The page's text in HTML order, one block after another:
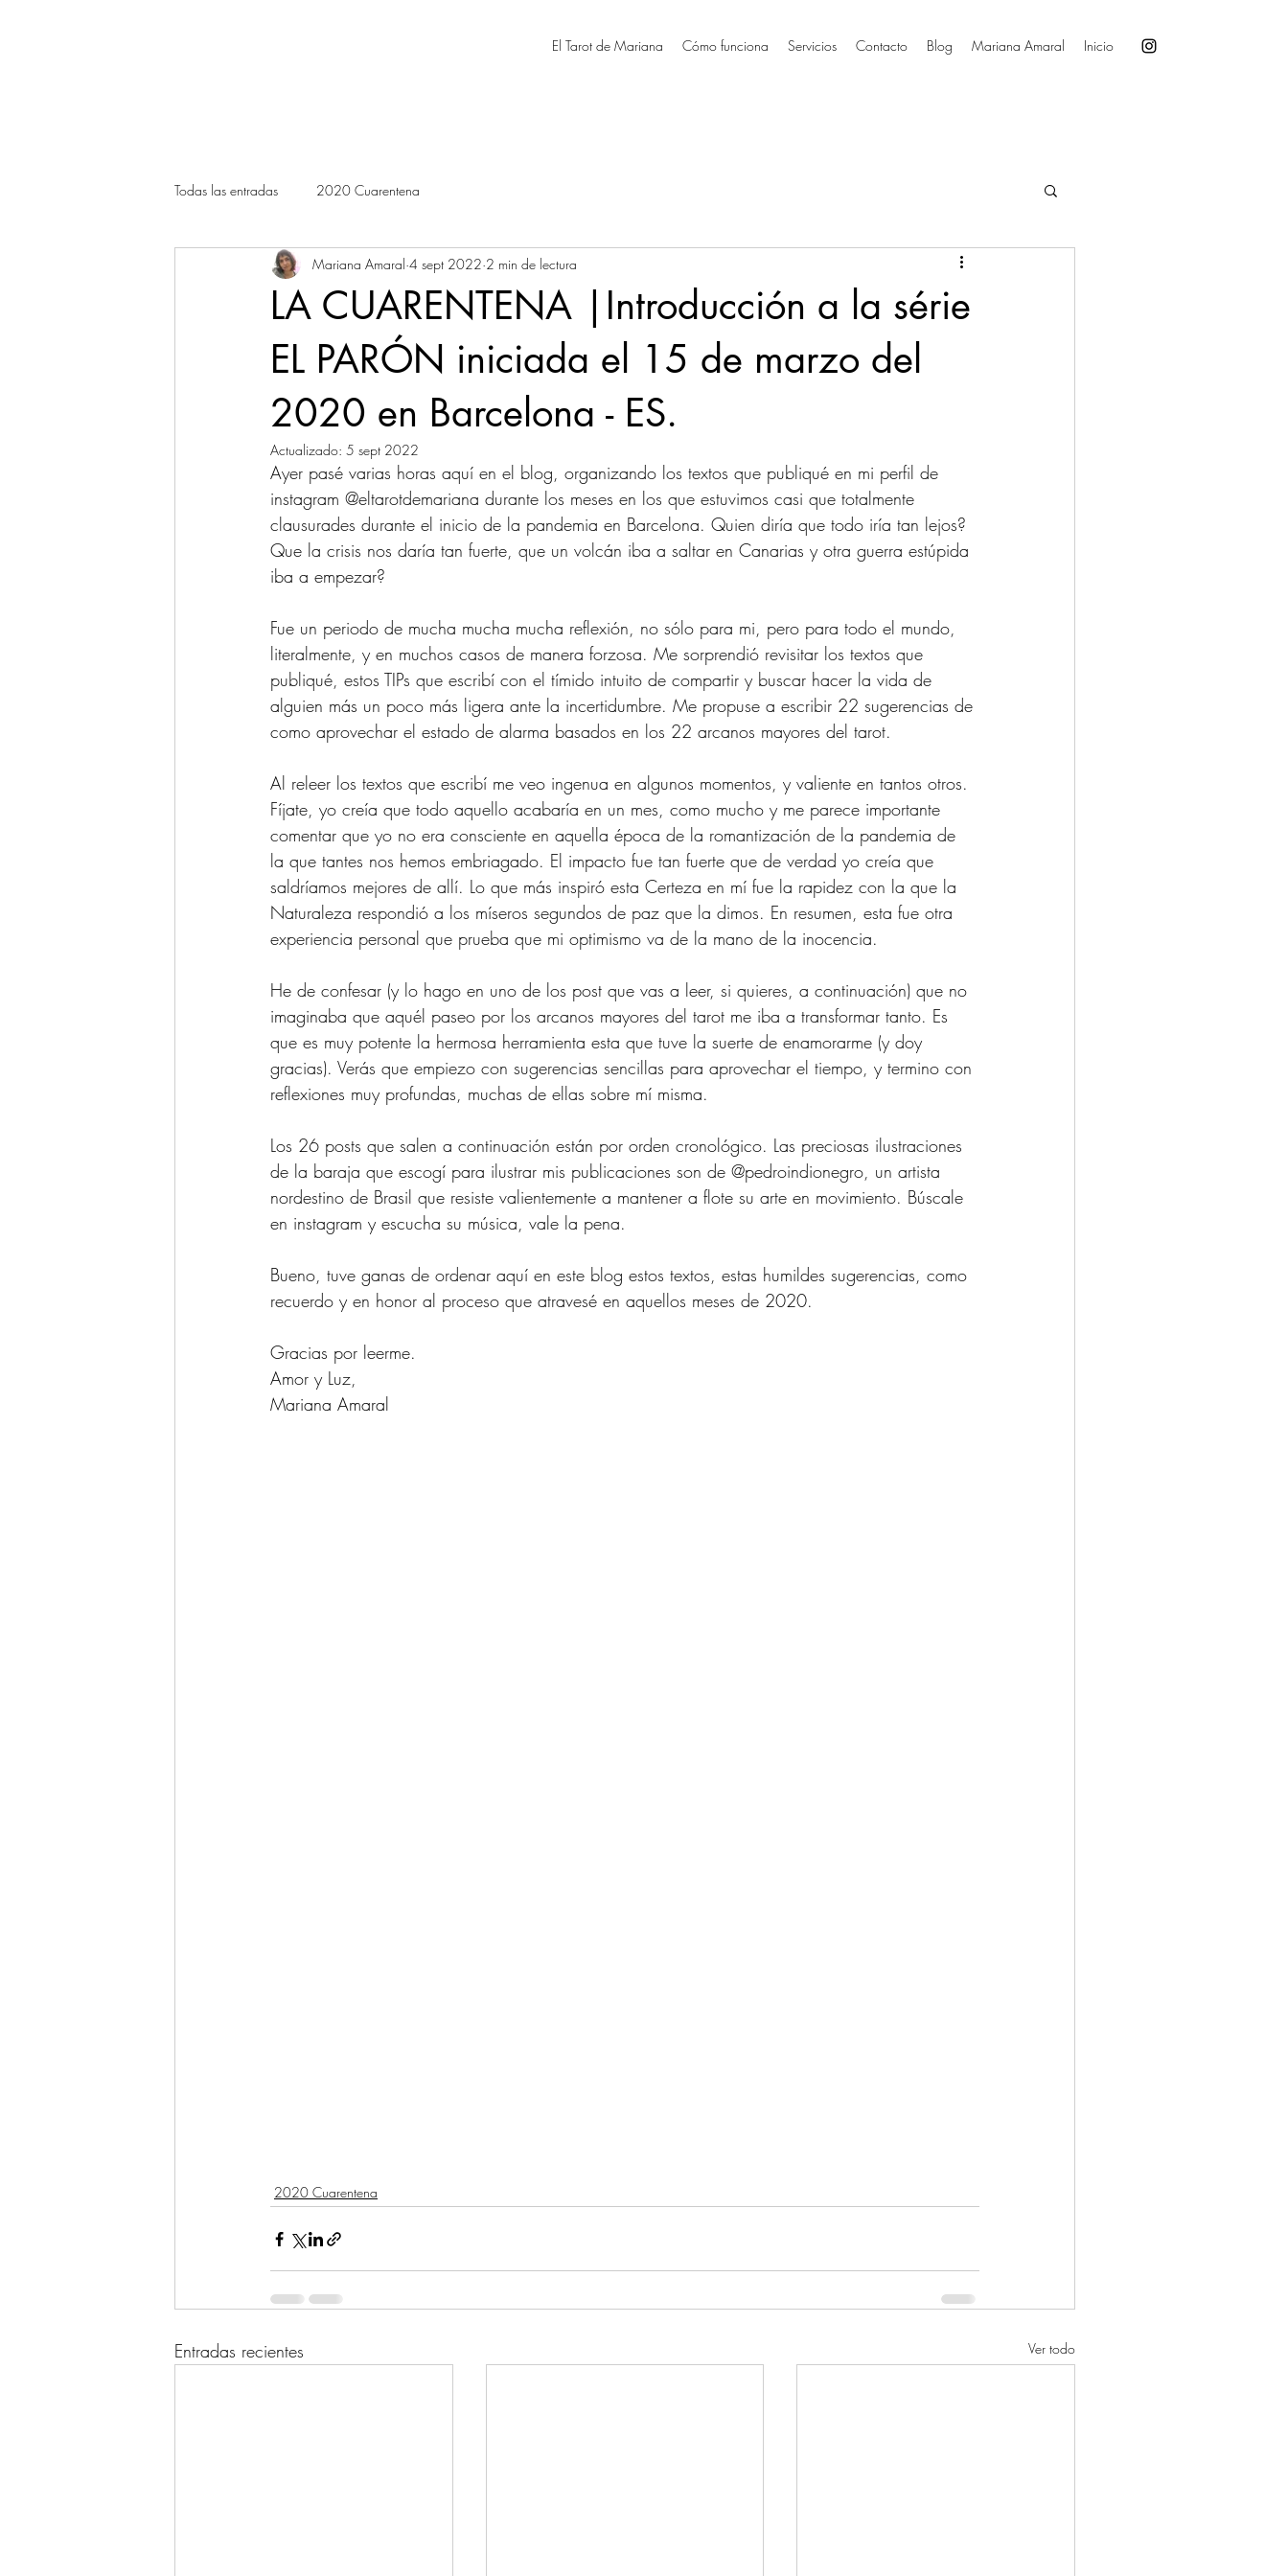
El Tarot de Mariana Cómo funciona Servicios Contacto Blog Mariana Amaral Inicio
Todas las entradas 2020 Cuarentena
LA CUARENTENA |Introducción a la série
EL PARÓN iniciada el 15 de marzo del
2020 en Barcelona - ES.
Mariana Amaral 4 sept 2022 2 min de lectura
Actualizado: 5 sept 2022
Ayer pasé varias horas aquí en el blog, organizando los textos que publiqué en mi perfil de
instagram @eltarotdemariana durante los meses en los que estuvimos casi que totalmente
clausurades durante el inicio de la pandemia en Barcelona. Quien diría que todo iría tan lejos?
Que la crisis nos daría tan fuerte, que un volcán iba a saltar en Canarias y otra guerra estúpida
iba a empezar?
Fue un periodo de mucha mucha mucha reflexión, no sólo para mi, pero para todo el mundo,
literalmente, y en muchos casos de manera forzosa. Me sorprendió revisitar los textos que
publiqué, estos TIPs que escribí con el tímido intuito de compartir y buscar hacer la vida de
alguien más un poco más ligera ante la incertidumbre. Me propuse a escribir 22 sugerencias de
como aprovechar el estado de alarma basados en los 22 arcanos mayores del tarot.
Al releer los textos que escribí me veo ingenua en algunos momentos, y valiente en tantos otros.
Fíjate, yo creía que todo aquello acabaría en un mes, como mucho y me parece importante
comentar que yo no era consciente en aquella época de la romantización de la pandemia de
la que tantes nos hemos embriagado. El impacto fue tan fuerte que de verdad yo creía que
saldríamos mejores de allí. Lo que más inspiró esta Certeza en mí fue la rapidez con la que la
Naturaleza respondió a los míseros segundos de paz que la dimos. En resumen, esta fue otra
experiencia personal que prueba que mi optimismo va de la mano de la inocencia.
He de confesar (y lo hago en uno de los post que vas a leer, si quieres, a continuación) que no
imaginaba que aquél paseo por los arcanos mayores del tarot me iba a transformar tanto. Es
que es muy potente la hermosa herramienta esta que tuve la suerte de enamorarme (y doy
gracias). Verás que empiezo con sugerencias sencillas para aprovechar el tiempo, y termino con
reflexiones muy profundas, muchas de ellas sobre mí misma.
Los 26 posts que salen a continuación están por orden cronológico. Las preciosas ilustraciones
de la baraja que escogí para ilustrar mis publicaciones son de @pedroindionegro, un artista
nordestino de Brasil que resiste valientemente a mantener a flote su arte en movimiento. Búscale
en instagram y escucha su música, vale la pena.
Bueno, tuve ganas de ordenar aquí en este blog estos textos, estas humildes sugerencias, como
recuerdo y en honor al proceso que atravesé en aquellos meses de 2020.
Gracias por leerme.
Amor y Luz,
Mariana Amaral
2020 Cuarentena
Entradas recientes Ver todo